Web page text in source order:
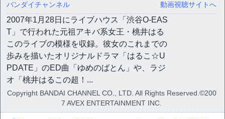
バンダイチャンネル 動画視聴サイトへ
2007年1月28日にライブハウス「渋谷O-EAS
T」で行われた元祖アキバ系女王・桃井はる
このライブの模様を収録。彼女のこれまでの
歩みを描いたオリジナルドラマ「はるこ☆U
PDATE」のED曲「ゆめのばとん」や、ラジ
オ「桃井はるこの超！...
Copyright BANDAI CHANNEL CO., LTD. All Rights Reserved.©200
7 AVEX ENTERTAINMENT INC.